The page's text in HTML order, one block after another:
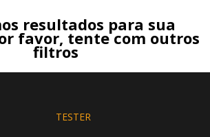
resultados para sua
favor, tente com outros
filtros
TESTER